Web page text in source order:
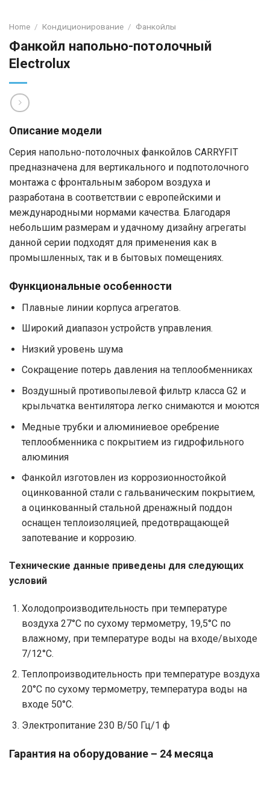
Home / Кондиционирование / Фанкойлы
Фанкойл напольно-потолочный
Electrolux
Описание модели
Серия напольно-потолочных фанкойлов CARRYFIT
предназначена для вертикального и подпотолочного
монтажа с фронтальным забором воздуха и
разработана в соответствии с европейскими и
международными нормами качества. Благодаря
небольшим размерам и удачному дизайну агрегаты
данной серии подходят для применения как в
промышленных, так и в бытовых помещениях.
Функциональные особенности
Плавные линии корпуса агрегатов.
Широкий диапазон устройств управления.
Низкий уровень шума
Сокращение потерь давления на теплообменниках
Воздушный противопылевой фильтр класса G2 и
крыльчатка вентилятора легко снимаются и моются
Медные трубки и алюминиевое оребрение
теплообменника с покрытием из гидрофильного
алюминия
Фанкойл изготовлен из коррозионностойкой
оцинкованной стали с гальваническим покрытием,
а оцинкованный стальной дренажный поддон
оснащен теплоизоляцией, предотвращающей
запотевание и коррозию.
Технические данные приведены для следующих
условий
Холодопроизводительность при температуре
воздуха 27°С по сухому термометру, 19,5°С по
влажному, при температуре воды на входе/выходе
7/12°С.
Теплопроизводительность при температуре воздуха
20°С по сухому термометру, температура воды на
входе 50°С.
Электропитание 230 В/50 Гц/1 ф
Гарантия на оборудование – 24 месяца